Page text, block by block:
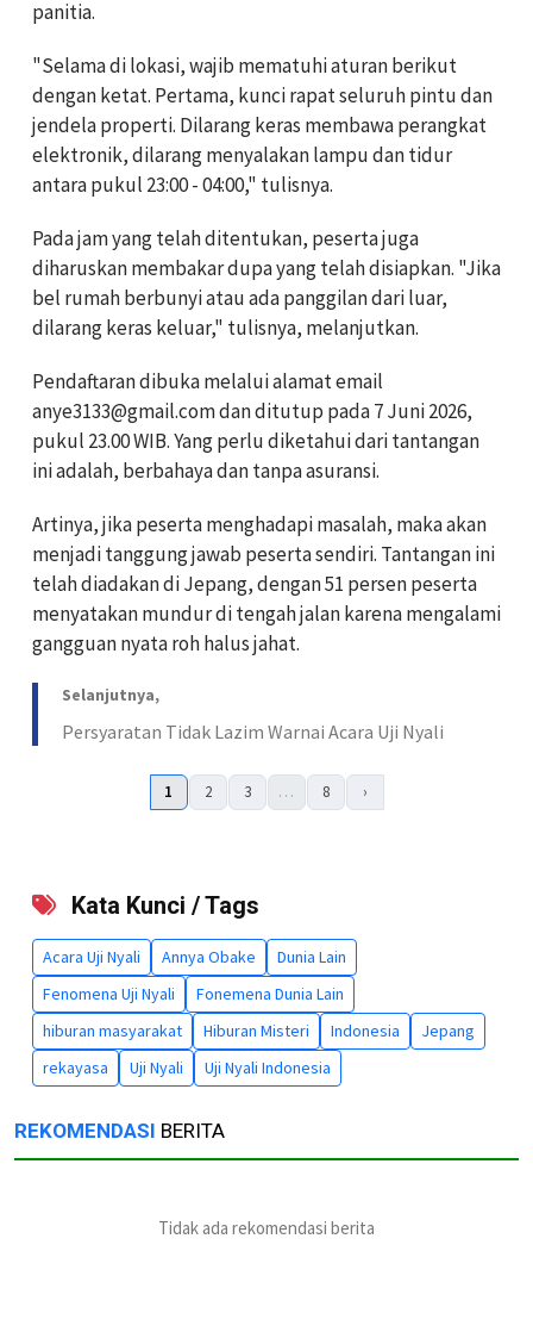
panitia.
"Selama di lokasi, wajib mematuhi aturan berikut
dengan ketat. Pertama, kunci rapat seluruh pintu dan
jendela properti. Dilarang keras membawa perangkat
elektronik, dilarang menyalakan lampu dan tidur
antara pukul 23:00 - 04:00," tulisnya.
Pada jam yang telah ditentukan, peserta juga
diharuskan membakar dupa yang telah disiapkan. "Jika
bel rumah berbunyi atau ada panggilan dari luar,
dilarang keras keluar," tulisnya, melanjutkan.
Pendaftaran dibuka melalui alamat email
anye3133@gmail.com dan ditutup pada 7 Juni 2026,
pukul 23.00 WIB. Yang perlu diketahui dari tantangan
ini adalah, berbahaya dan tanpa asuransi.
Artinya, jika peserta menghadapi masalah, maka akan
menjadi tanggung jawab peserta sendiri. Tantangan ini
telah diadakan di Jepang, dengan 51 persen peserta
menyatakan mundur di tengah jalan karena mengalami
gangguan nyata roh halus jahat.
Selanjutnya,
Persyaratan Tidak Lazim Warnai Acara Uji Nyali
1 2 3 … 8 ›
Kata Kunci / Tags
Acara Uji Nyali Annya Obake
Dunia Lain
Fenomena Uji Nyali
Fonemena Dunia Lain
hiburan masyarakat
Hiburan Misteri Indonesia
Jepang
rekayasa
Uji Nyali Uji Nyali Indonesia
REKOMENDASI BERITA
Tidak ada rekomendasi berita